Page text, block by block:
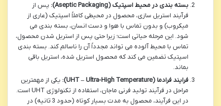
بسته بندی در محیط اسپتیک (Aseptic Packaging):
پس از
فرآیند استریل سازی، محصول در محیطی کاملاً اسپتیک (عاری از
میکروب) و بدون تماس با هوا و دست انسان، بسته بندی می
شود. این مرحله حیاتی است؛ زیرا حتی پس از استریل شدن محصول،
تماس با محیط آلوده می تواند مجدداً آن را ناسالم کند. بسته بندی
اسپتیک تضمین می کند که محصول استریل شده، استریل باقی
بماند.
فرایند فرادما (UHT – Ultra-High Temperature):
یکی از مهمترین
مراحل در فرآیند تولید فرنی ماجان، استفاده از تکنولوژی UHT است.
در این فرآیند، محصول به مدت بسیار کوتاه (حدود 3 ثانیه) در